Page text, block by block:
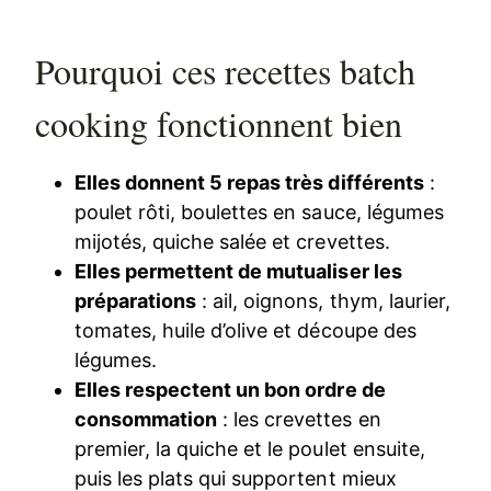
Pourquoi ces recettes batch
cooking fonctionnent bien
Elles donnent 5 repas très différents:
poulet rôti, boulettes en sauce, légumes
mijotés, quiche salée et crevettes.
Elles permettent de mutualiser les
préparations : ail, oignons, thym, laurier,
tomates, huile d’olive et découpe des
légumes.
Elles respectent un bon ordre de
consommation : les crevettes en
premier, la quiche et le poulet ensuite,
puis les plats qui supportent mieux